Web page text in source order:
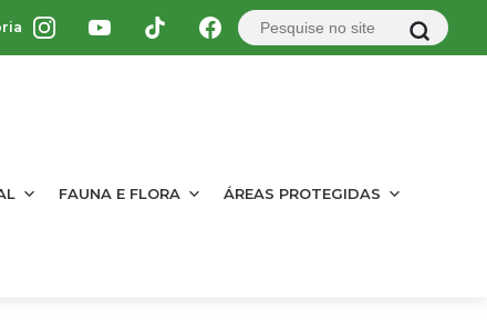
FAUNA E FLORA ÁREAS PROTEGIDAS